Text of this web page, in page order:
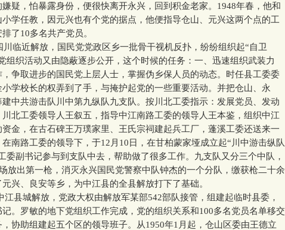
疑，怕暴露身份，便很快离开永兴，回到积金老家。1948年春，他和
学任教，因元兴也有个党的据点，他便指导仓山、元兴这两个点的工
了10多名共产党员。
近解放，国民党党政区乡一批骨干视机反扑，纷纷组织起“自卫
组织活动又由隐蔽逐步公开，这个时候的任务：一、迅速组织武装力
争取进步的国民党上层人士，掌握伪乡保人员的动态。时任县工委委
学校长的权弄到了手，与掩护起党的一些重要活动。并把仓山、永
中共游击队川中第九纵队九支队。按川北工委指示：发展党员、发动
北工委领导人王叙五，指导中江南路工委的领导人王本鉴，组织中江
金，在古石碑王万璞家里、王氏宗祠建起兵工厂，蓬溪工委还送来一
南路工委的领导下，于12月10日，在甘柏蒙家垭成立起“川中游击纵队
委副书记参与到支队中去，帮助做了很多工作。九支队又分三个中队，
放出第一枪，消灭永兴国民党警察中队钟杰的一个分队，缴获枪二十余
兴、良安等乡，为中江县的全县解放打下了基础。
县城解放，党政大权由解放军某部542部队接管，组建起临时县委，
。罗敏的地下党组织工作完成，党的组织关系和100多名党员名单移交
协助组建起五个区的领导班子。从1950年1月起，仓山区委由王德立